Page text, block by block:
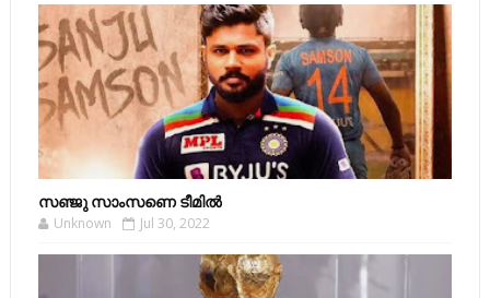
സഞ്ജു സാംസണെ ടീമില്‍
Unknown Jul 30, 2022